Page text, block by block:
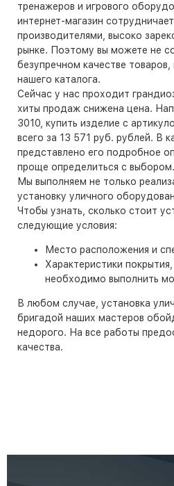
тренажеров и игрового
интернет-магазин
производителями, высоко
рынке. Поэтому вы можете не
безупречном качестве
нашего каталога.
Сейчас у нас проходит
хиты продаж снижена цена.
3010, купить изделие с
всего за 13 571 руб. рублей. В
представлено его подробное
проще определиться с выбором.
Мы выполняем не только
установку уличного
Чтобы узнать, сколько стоит
следующие условия:
Место расположения и
Характеристики
необходимо выполнить
В любом случае, установка
бригадой наших мастеров
недорого. На все работы
качества.